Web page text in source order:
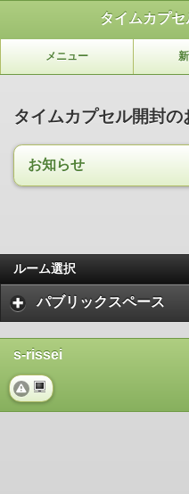
タイムカプ
メニュー
タイムカプセル開封の
お知らせ
ルーム選択
パブリックスペース
s-rissei